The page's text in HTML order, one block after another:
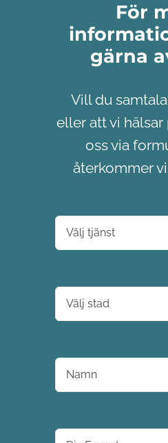
För
gärna
Vill du
eller att vi hälsar
oss via
återkommer